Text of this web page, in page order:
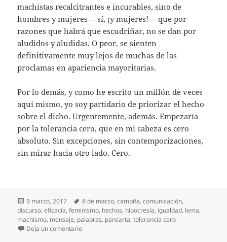
machistas recalcitrantes e incurables, sino de
hombres y mujeres —sí, ¡y mujeres!— que por
razones que habrá que escudriñar, no se dan por
aludidos y aludidas. O peor, se sienten
definitivamente muy lejos de muchas de las
proclamas en apariencia mayoritarias.
Por lo demás, y como he escrito un millón de veces
aquí mismo, yo soy partidario de priorizar el hecho
sobre el dicho. Urgentemente, además. Empezaría
por la tolerancia cero, que en mi cabeza es cero
absoluto. Sin excepciones, sin contemporizaciones,
sin mirar hacia otro lado. Cero.
Publicado
el
9 marzo, 2017 Etiquetas
8 de marzo,campña,comunicación,
discurso,eficacia,feminismo, hechos, hipocresía, igualdad, lema,
machismo, mensaje, palabras, pancarta,tolerancia cero
Deja un comentarioen Otro día después